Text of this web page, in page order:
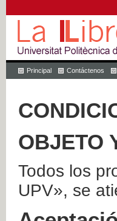
Principal Contáctenos
OBJETO
Todos los
UPV», se